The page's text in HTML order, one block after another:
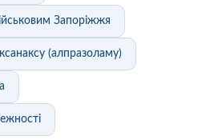
Запоріжжя
(алпразоламу)